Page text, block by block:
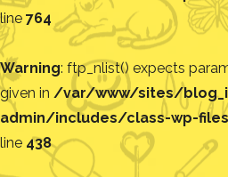
line 764
Warning: ftp_nlist() expects
given in /var/www/sites/
admin/includes/class-wp-
line 438